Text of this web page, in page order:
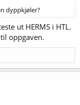
dyppkjøler?
ut HERMS i HTL.
oppgaven.